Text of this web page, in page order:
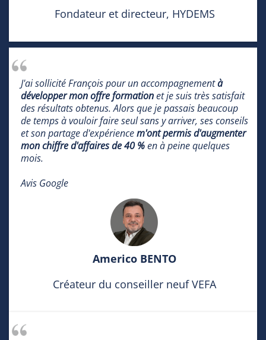
Fondateur et directeur, HYDEMS
J'ai sollicité François pour un accompagnementà
développer mon offre formationet je suis très satisfait
des résultats obtenus. Alors que je passais beaucoup
de temps à vouloir faire seul sans y arriver, ses conseils
et son partage d'expériencem'ont permis d'augmenter
mon chiffre d'affaires de 40 %en à peine quelques
mois.
Avis Google
Americo BENTO
Créateur du conseiller neuf VEFA